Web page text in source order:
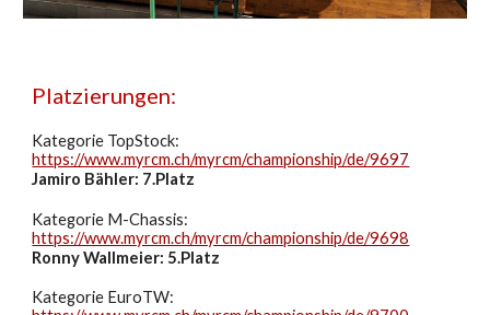
Platzierungen:
Kategorie TopStock:
https://www.myrcm.ch/myrcm/championship/de/9697
Jamiro Bähler: 7.Platz
Kategorie M-Chassis:
https://www.myrcm.ch/myrcm/championship/de/9698
Ronny Wallmeier: 5.Platz
Kategorie EuroTW: